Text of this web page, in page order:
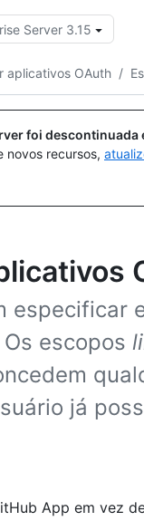
Server 3.15
aplicativos OAuth /
foi descontinuada
novos recursos,
especificar
escopos
já
App em vez